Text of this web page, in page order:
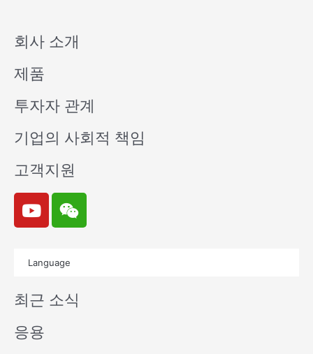
회사 소개
제품
투자자 관계
기업의 사회적 책임
고객지원
Y
o
u
e
W
e
i
n
Language
최근 소식
응용